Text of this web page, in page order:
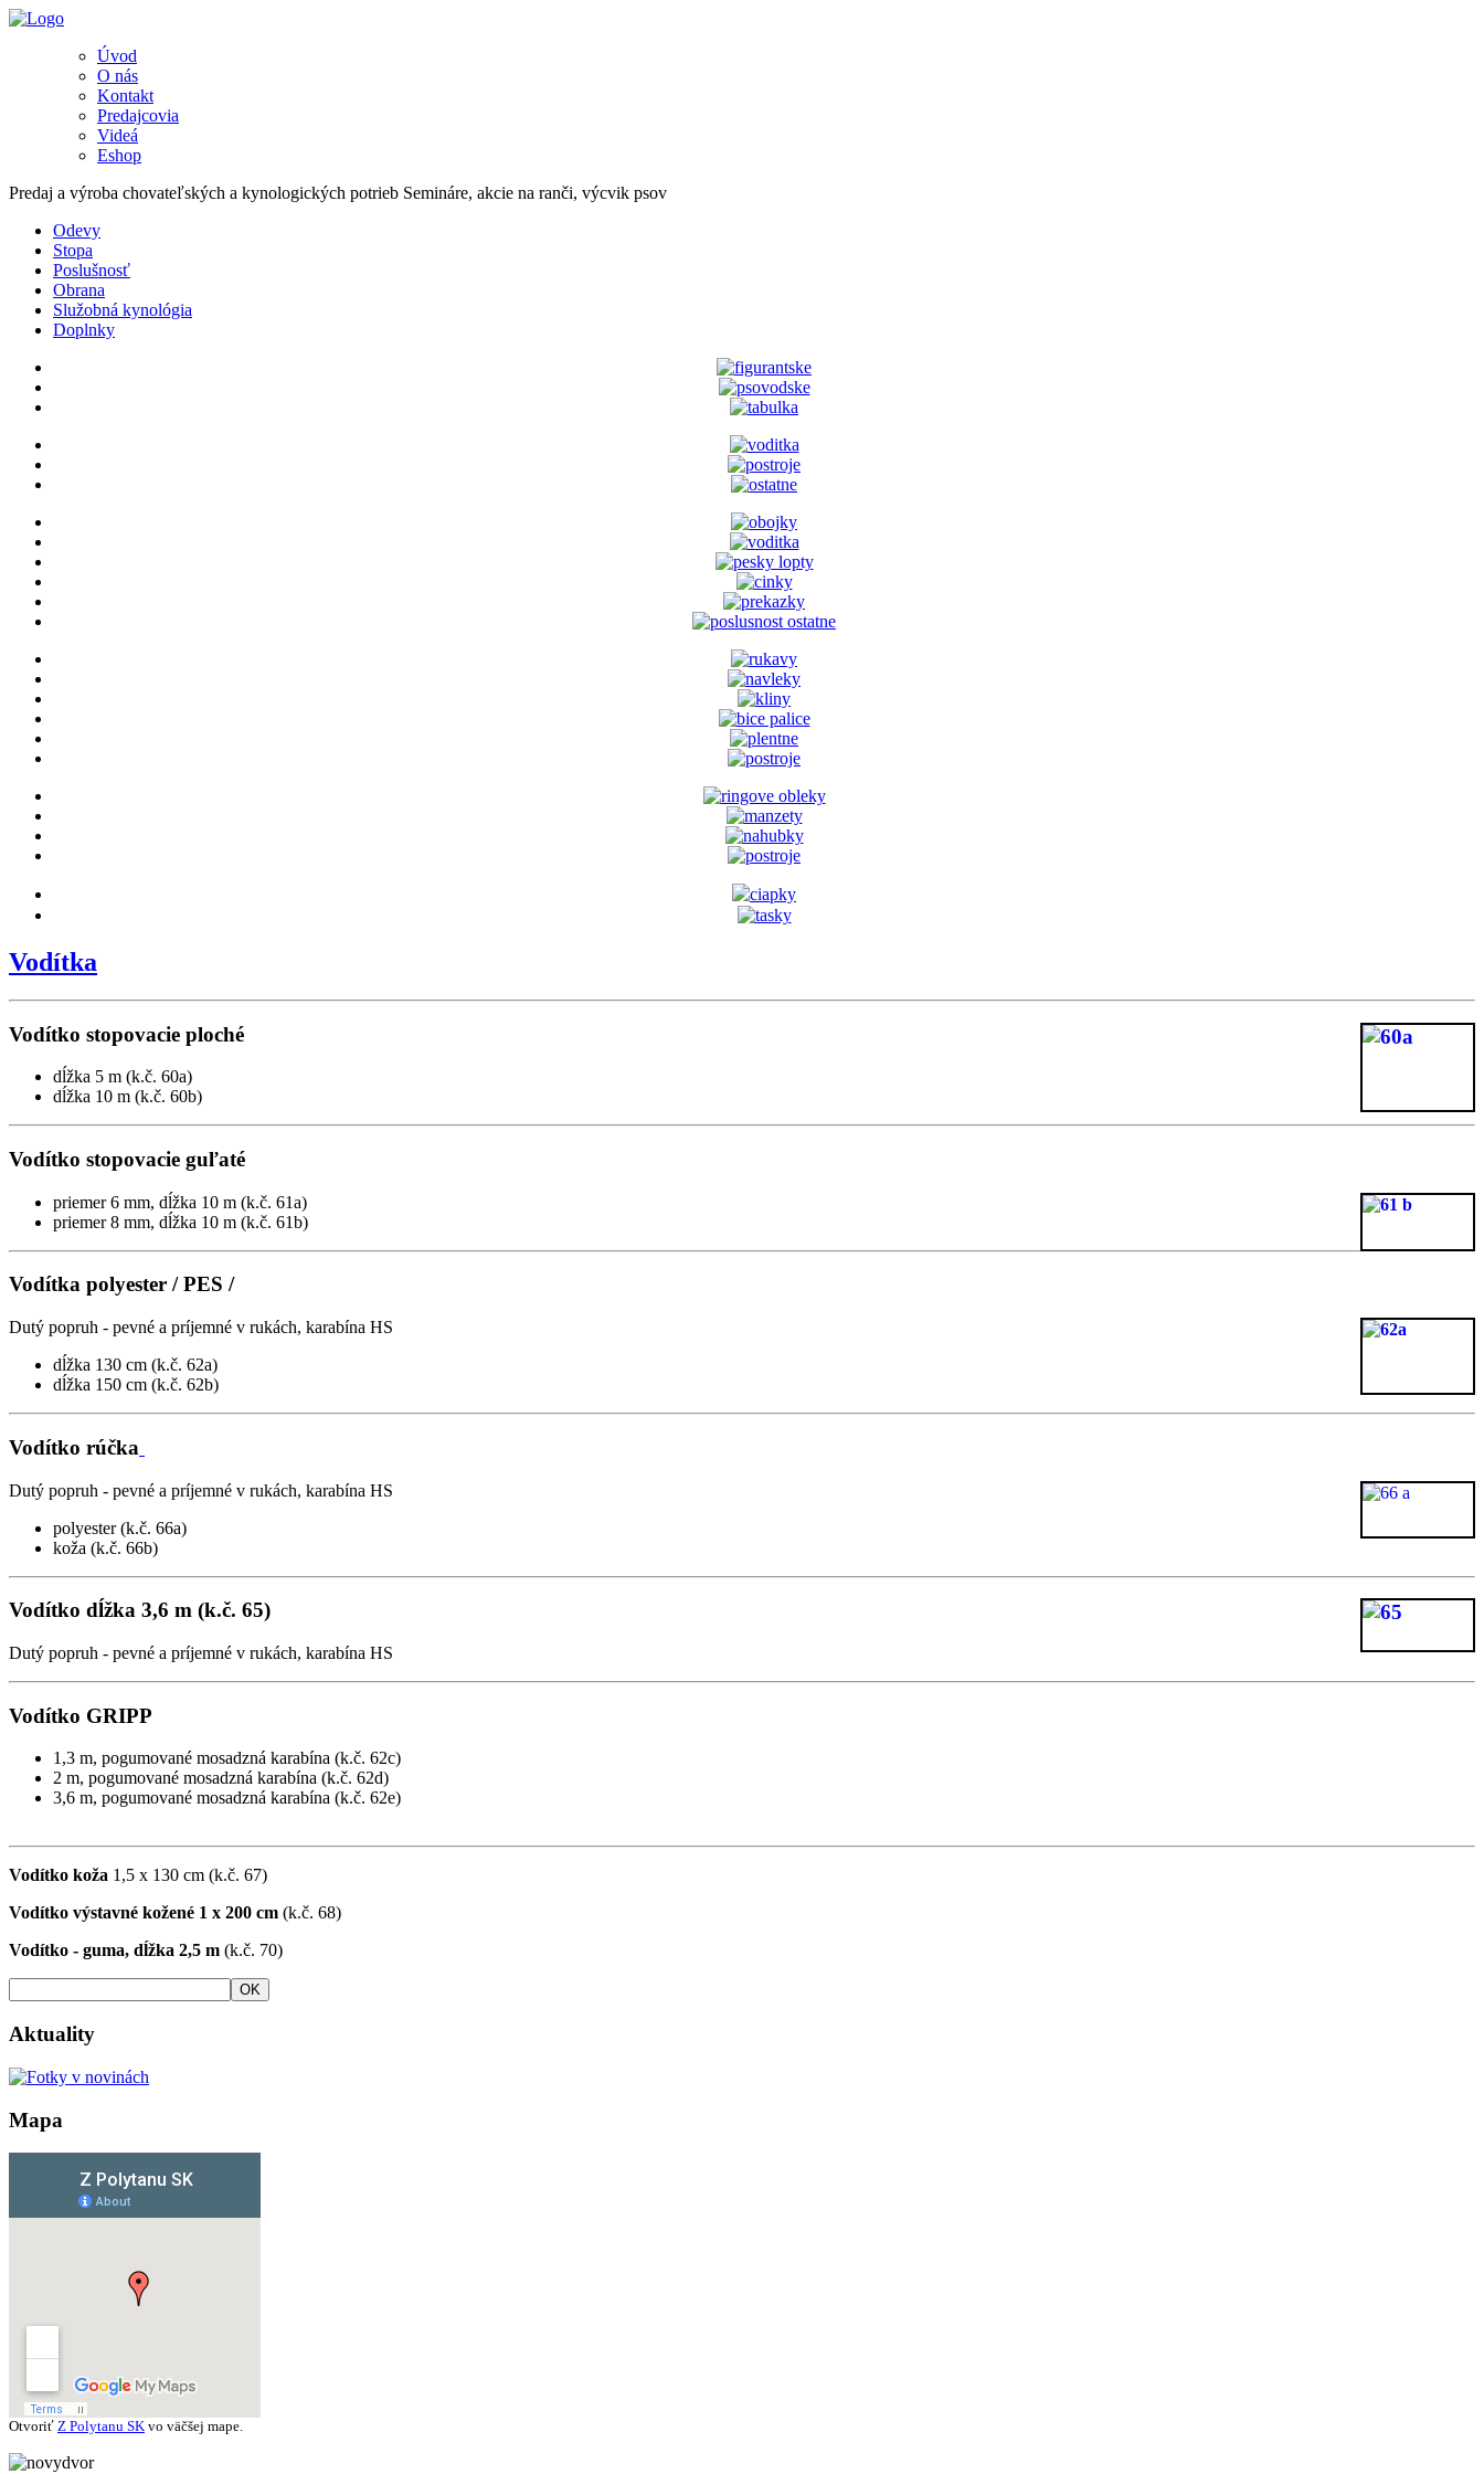
Úvod
O nás
Kontakt
Predajcovia
Videá
Eshop
Predaj a výroba chovateľských a kynologických potrieb Semináre, akcie na ranči, výcvik psov
Odevy
Stopa
Poslušnosť
Obrana
Služobná kynológia
Doplnky
Vodítka
Vodítko stopovacie ploché
dĺžka 5 m (k.č. 60a)
dĺžka 10 m (k.č. 60b)
Vodítko stopovacie guľaté
priemer 6 mm, dĺžka 10 m (k.č. 61a)
priemer 8 mm, dĺžka 10 m (k.č. 61b)
Vodítka polyester / PES /
Dutý popruh - pevné a príjemné v rukách, karabína HS
dĺžka 130 cm (k.č. 62a)
dĺžka 150 cm (k.č. 62b)
Vodítko rúčka
Dutý popruh - pevné a príjemné v rukách, karabína HS
polyester (k.č. 66a)
koža (k.č. 66b)
Vodítko dĺžka 3,6 m (k.č. 65)
Dutý popruh - pevné a príjemné v rukách, karabína HS
Vodítko GRIPP
1,3 m, pogumované mosadzná karabína (k.č. 62c)
2 m, pogumované mosadzná karabína (k.č. 62d)
3,6 m, pogumované mosadzná karabína (k.č. 62e)
Vodítko koža 1,5 x 130 cm (k.č. 67)
Vodítko výstavné kožené 1 x 200 cm (k.č. 68)
Vodítko - guma, dĺžka 2,5 m (k.č. 70)
OK
Aktuality
Mapa
Otvoriť Z Polytanu SK vo väčšej mape.